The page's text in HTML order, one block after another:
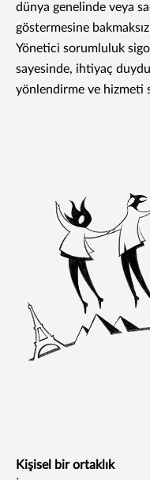
dünya genelinde veya
göstermesine
Yönetici sorumluluk
sayesinde, ihtiyaç
yönlendirme ve hizmeti
Kişisel bir ortaklık